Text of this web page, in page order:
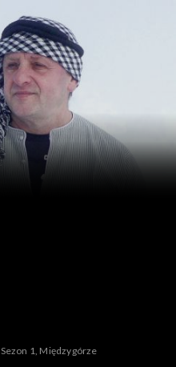
Sezon 1, Międzygórze